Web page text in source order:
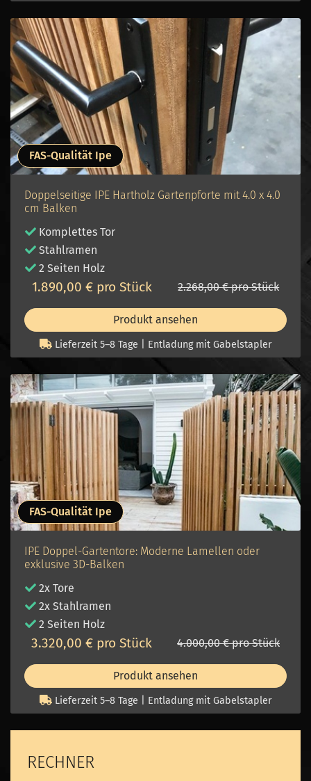
FAS-Qualität Ipe
Doppelseitige IPE Hartholz Gartenpforte mit 4.0 x 4.0
cm Balken
Komplettes Tor
Stahlramen
2 Seiten Holz
1.890,00 € pro Stück 2.268,00 € pro Stück
Produkt ansehen
Lieferzeit 5–8 Tage | Entladung mit Gabelstapler
FAS-Qualität Ipe
IPE Doppel-Gartentore: Moderne Lamellen oder
exklusive 3D-Balken
2x Tore
2x Stahlramen
2 Seiten Holz
3.320,00 € pro Stück 4.000,00 € pro Stück
Produkt ansehen
Lieferzeit 5–8 Tage | Entladung mit Gabelstapler
RECHNER